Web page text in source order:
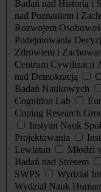
Badań nad Historią i
nad Poznaniem i
Rozwojem
Podejmowania
Zdrowiem i
Centrum Cywilizacji
nad Demokracją
Badań Naukowych
Cognition Lab
Coping Research
Instytut Nauk
Projektowania
Lewiatan
Młodzi
Badań nad Stresem
SWPS
Wydział
Wydział Nauk